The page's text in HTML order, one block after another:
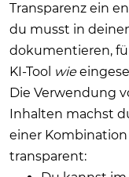
Transparenz ein
du musst in
dokumentieren,
KI-Tool wie
Die Verwendung
Inhalten machst
einer
transparent: